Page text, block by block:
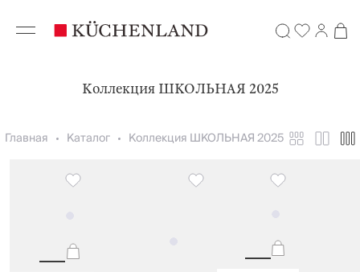
Коллекция ШКОЛЬНАЯ 2025
Главная Каталог Коллекция ШКОЛЬНАЯ 2025